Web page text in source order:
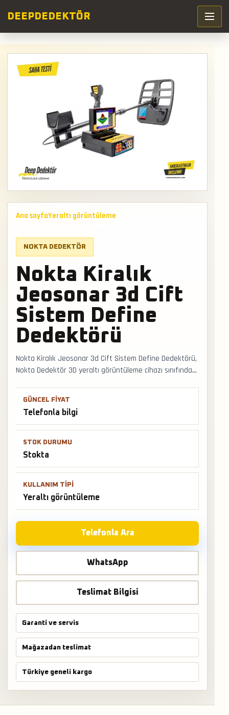
DEEP DEDEKTÖR
Ana sayfaYeraltı görüntüleme
NOKTA DEDEKTÖR
Nokta Kiralık
Jeosonar 3d Cift
Sistem Define
Dedektörü
Nokta Kiralık Jeosonar 3d Cift Sistem Define Dedektörü,
Nokta Dedektör 3D yeraltı görüntüleme cihazı sınıfında
aramalarında tek sinyal yerine tekrar ölçüm ve farklı
kargo ve mağazadan teslimat desteğiyle satış ve
teslimat desteği hızlıca alınabilir.
GÜNCEL FIYAT
Telefonla bilgi
STOK DURUMU
Stokta
KULLANIM TIPI
Yeraltı görüntüleme
Telefonla Ara
WhatsApp
Teslimat Bilgisi
Garanti ve servis
Mağazadan teslimat
Türkiye geneli kargo